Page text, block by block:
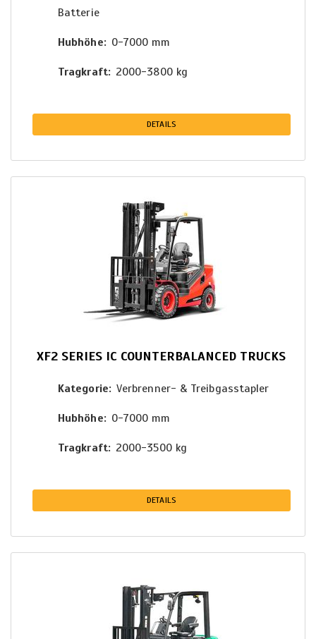
Batterie
Hubhöhe 0-7000 mm
Tragkraft 2000-3800 kg
DETAILS
XF2 SERIES IC COUNTERBALANCED TRUCKS
Kategorie Verbrenner- & Treibgasstapler
Hubhöhe 0-7000 mm
Tragkraft 2000-3500 kg
DETAILS